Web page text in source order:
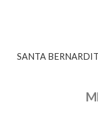
SANTA